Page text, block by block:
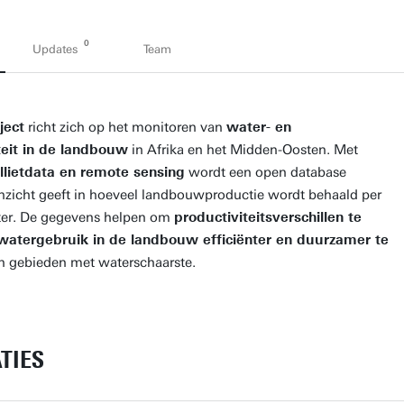
Updates 0 Team
richt zich op het monitoren van water- en
in de landbouwin Afrika en het Midden-Oosten. Met
en remote sensing wordt een open database
geeft in hoeveel landbouwproductie wordt behaald per
De gegevens helpen om productiviteitsverschillen te
in de landbouw efficiënter en duurzamer te
gebieden met waterschaarste.